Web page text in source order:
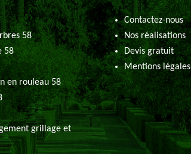
58
58
en rouleau 58
grillage et
Contactez-nous
Nos réalisations
Devis gratuit
Mentions légales